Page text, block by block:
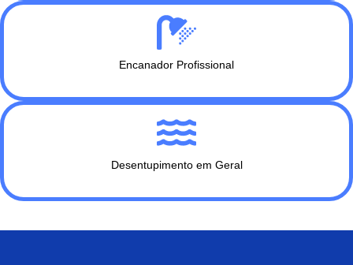
Encanador Profissional
Desentupimento em Geral